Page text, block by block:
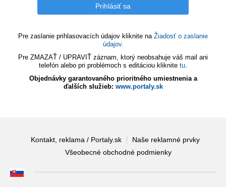
Pre zaslanie prihlasovacích údajov kliknite na Žiadosť o zaslanie
údajov.
Pre ZMAZAŤ / UPRAVIŤ záznam, ktorý neobsahuje váš mail ani
telefón alebo pri problémoch s editáciou kliknite tu.
Objednávky garantovaného prioritného umiestnenia a
ďalších služieb: www.portaly.sk
Kontakt, reklama / Portaly.sk
Naše reklamné prvky
Všeobecné obchodné podmienky